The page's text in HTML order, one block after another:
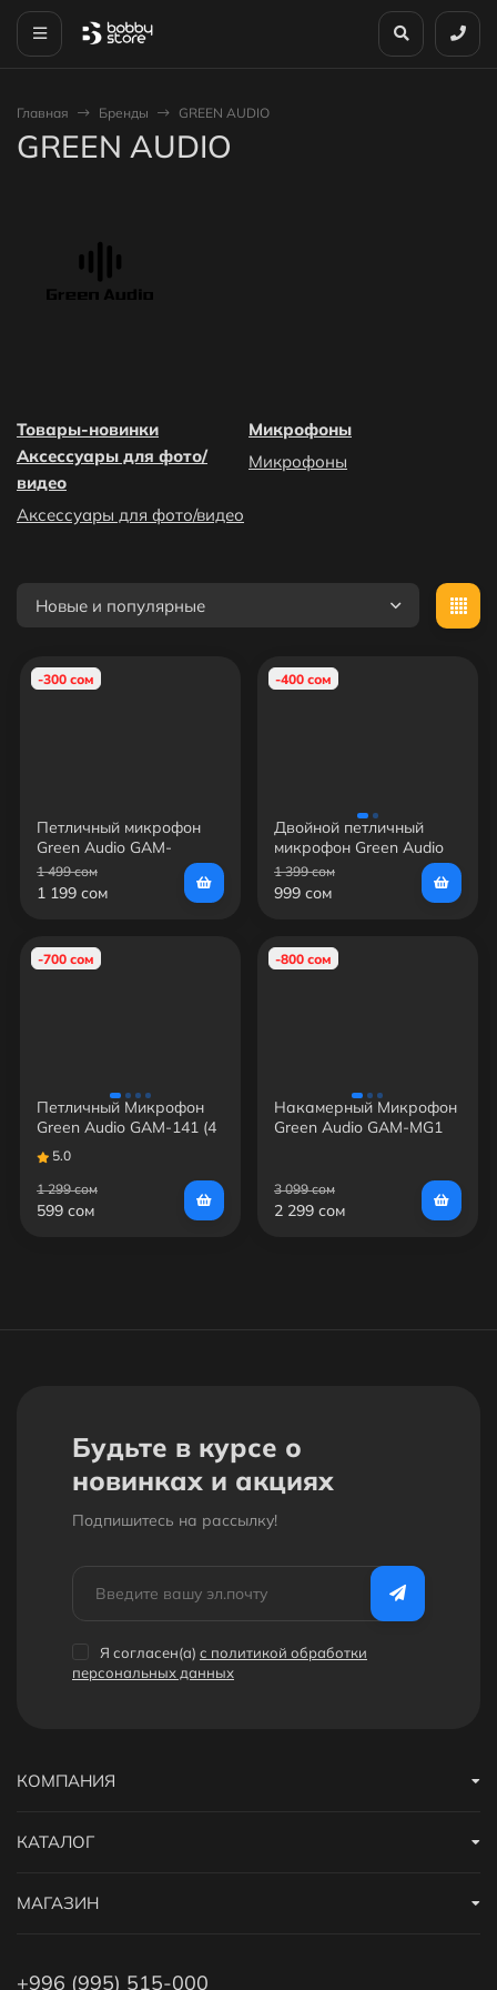
Главная Бренды GREEN AUDIO
GREEN AUDIO
Товары-новинки
Аксессуары для фото/
видео
Аксессуары для фото/видео
Микрофоны
Микрофоны
Новые и популярные
-300 сом
Петличный микрофон
Green Audio GAM-
140(Iphone)
1 499 сом
1 199 сом
-400 сом
Двойной петличный
микрофон Green Audio
GAM-16D
1 399 сом
999 сом
-700 сом
Петличный Микрофон
Green Audio GAM-141 (4
PIN)
5.0
1 299 сом
599 сом
-800 сом
Накамерный Микрофон
Green Audio GAM-MG1
3 099 сом
2 299 сом
Будьте в курсе о
новинках и акциях
Подпишитесь на рассылкy!
Я согласен(a) с политикой обработки
персональных данных
КОМПАНИЯ
КАТАЛОГ
МАГАЗИН
+996 (995) 515-000